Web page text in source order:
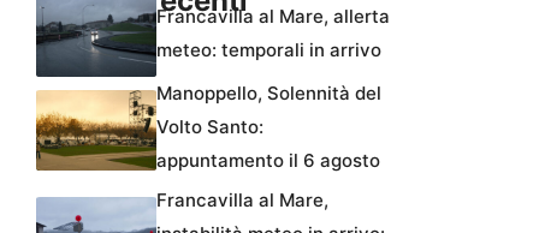
Francavilla al Mare, allerta
meteo: temporali in arrivo
Manoppello, Solennità del
Volto Santo:
appuntamento il 6 agosto
Francavilla al Mare,